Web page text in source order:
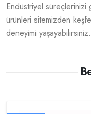
Endüstriyel süreçlerinizi
ürünleri sitemizden
deneyimi yaşayabilirsiniz.